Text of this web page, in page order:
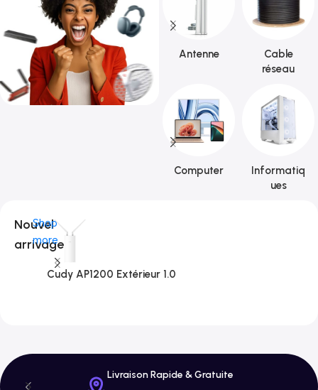
Antenne
Cable
réseau
Computer
Informatiq
ues
Nouvel
arrivage
Shop
more
Cudy AP1200 Extérieur 1.0
Livraison Rapide & Gratuite